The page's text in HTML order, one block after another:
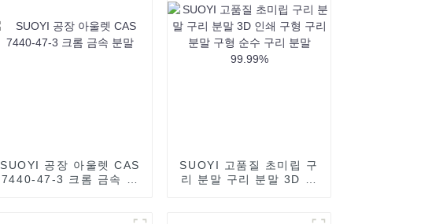
SUOYI 공장 아울렛 CAS
7440-47-3 크롬 금속 분
SUOYI 고품질 초미립 구
리 분말 구리 분말 3D 인